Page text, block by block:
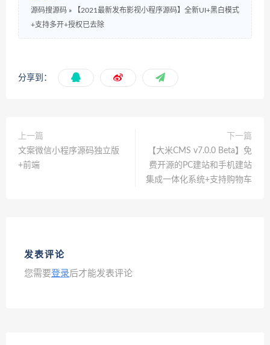
源码搜源码 »
【2021最新发布影视小程序源码】全新UI+黑白模式
+支持多开+授权已去除
分享到：
上一篇
文案微信小程序源码独立版
+前端
下一篇
【大米CMS v7.0.0 Beta】免
费开源的PC建站和手机建站
集成一体化系统+支持购物车
发表评论
您需要登录后才能发表评论